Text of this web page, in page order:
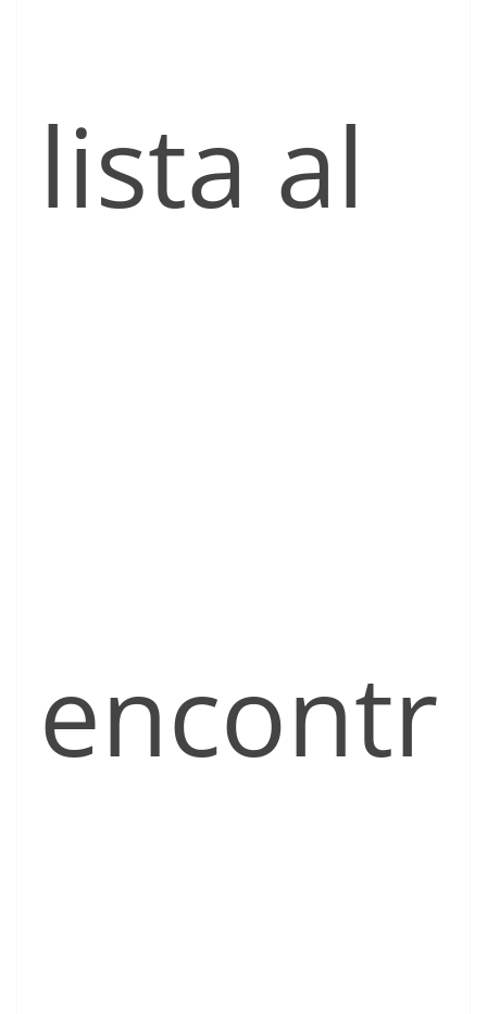
lista al
encontr